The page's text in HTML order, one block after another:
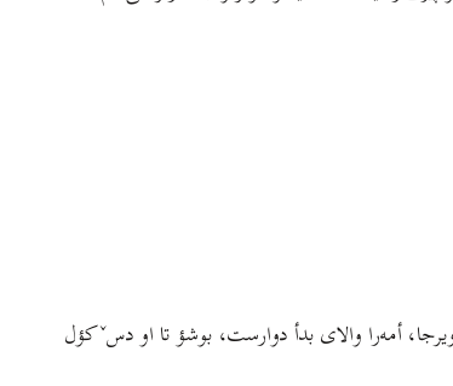
أمه‌را والای بدأ دوارست، بوشؤ تا او دسˇ کؤل